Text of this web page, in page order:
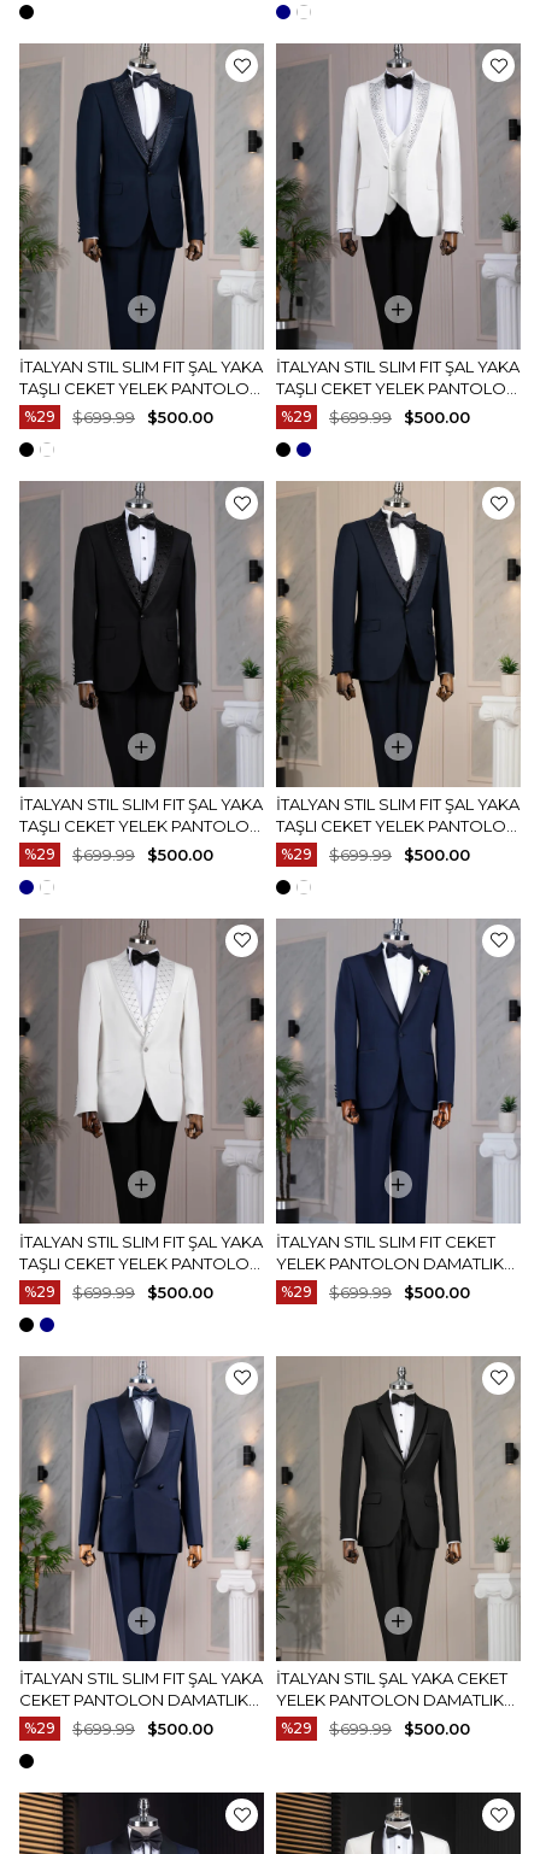
İTALYAN STIL SLIM FIT ŞAL YAKA
TAŞLI CEKET YELEK PANTOLON
DAMATLIK SET LACIVERT
T14530
%29 $500.00
$699.99
İTALYAN STIL SLIM FIT ŞAL YAKA
TAŞLI CEKET YELEK PANTOLON
DAMATLIK SET BEYAZ T14531
%29 $500.00
$699.99
İTALYAN STIL SLIM FIT ŞAL YAKA
TAŞLI CEKET YELEK PANTOLON
DAMATLIK SET SIYAH T14532
%29 $500.00
$699.99
İTALYAN STIL SLIM FIT ŞAL YAKA
TAŞLI CEKET YELEK PANTOLON
DAMATLIK SET LACIVERT
T14533
%29 $500.00
$699.99
İTALYAN STIL SLIM FIT ŞAL YAKA
TAŞLI CEKET YELEK PANTOLON
DAMATLIK SET BEYAZ T14534
%29 $500.00
$699.99
İTALYAN STIL SLIM FIT CEKET
YELEK PANTOLON DAMATLIK
SET LACIVERT T14460
%29 $500.00
$699.99
İTALYAN STIL SLIM FIT ŞAL YAKA
CEKET PANTOLON DAMATLIK
SET LACIVERT T14286
%29 $500.00
$699.99
İTALYAN STIL ŞAL YAKA CEKET
YELEK PANTOLON DAMATLIK
SET SIYAH T14270
%29 $500.00
$699.99